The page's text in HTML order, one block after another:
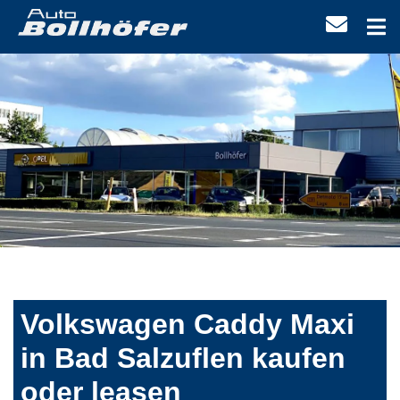
Volkswagen Caddy Maxi
in Bad Salzuflen kaufen
oder leasen